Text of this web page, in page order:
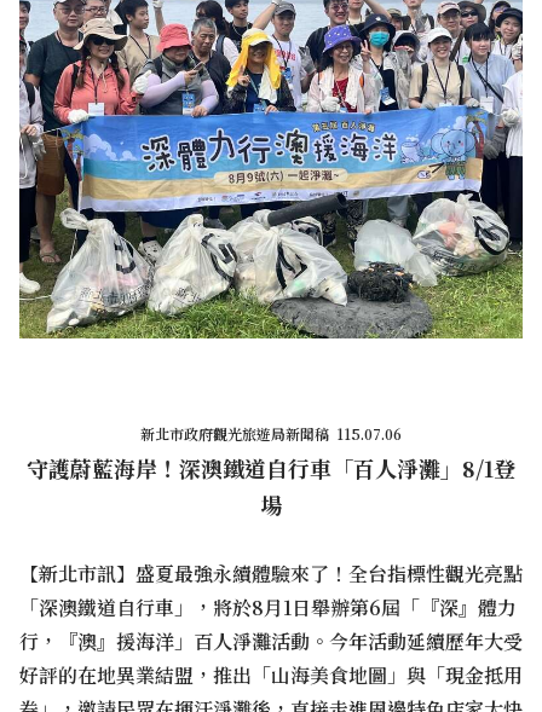
新北市政府觀光旅遊局新聞稿 115.07.06
守護蔚藍海岸！深澳鐵道自行車「百人淨灘」8/1登
場
【新北市訊】盛夏最強永續體驗來了！全台指標性觀光亮點
「深澳鐵道自行車」，將於8月1日舉辦第6屆「『深』體力
行，『澳』援海洋」百人淨灘活動。今年活動延續歷年大受
好評的在地異業結盟，推出「山海美食地圖」與「現金抵用